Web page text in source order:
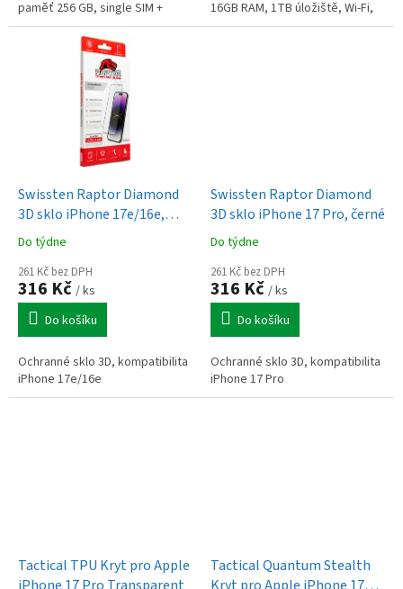
paměť 256 GB, single SIM +
eSIM, procesor Apple A19,
fotoaparát: 48Mpx hlavní +
16GB RAM, 1TB úložiště, Wi-Fi,
Bluetooth, 12Mpx fotoaparát,
Swissten Raptor Diamond
3D sklo iPhone 17e/16e,
černé
Do týdne
261 Kč bez DPH
316 Kč / ks
Do košíku
Ochranné sklo 3D, kompatibilita
iPhone 17e/16e
Swissten Raptor Diamond
3D sklo iPhone 17 Pro, černé
Do týdne
261 Kč bez DPH
316 Kč / ks
Do košíku
Ochranné sklo 3D, kompatibilita
iPhone 17 Pro
Tactical TPU Kryt pro Apple
Tactical Quantum Stealth